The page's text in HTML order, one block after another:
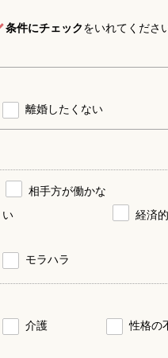
条件にチェックをいれてくださ
離婚したくない
相手方が働かな
い
経済
モラハラ
介護 性格の